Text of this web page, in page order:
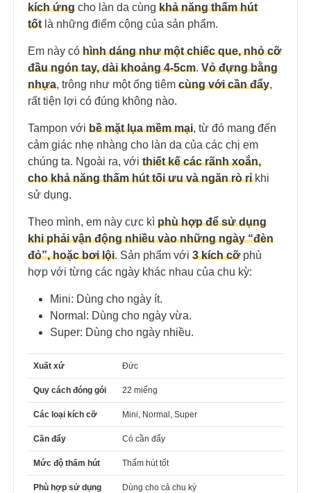
kích ứng cho làn da cùng khả năng thấm hút
tốt là những điểm cộng của sản phẩm.
Em này có hình dáng như một chiếc que, nhỏ cỡ
đầu ngón tay, dài khoảng 4-5cm. Vỏ đựng bằng
nhựa, trông như một ống tiêm cùng với cần đẩy,
rất tiện lợi có đúng không nào.
Tampon với bề mặt lụa mềm mại, từ đó mang đến
cảm giác nhẹ nhàng cho làn da của các chị em
chúng ta. Ngoài ra, với thiết kế các rãnh xoắn,
cho khả năng thấm hút tối ưu và ngăn rò rỉ khi
sử dụng.
Theo mình, em này cực kì phù hợp để sử dụng
khi phải vận động nhiều vào những ngày “đèn
đỏ”, hoặc bơi lội. Sản phẩm với 3 kích cỡphù
hợp với từng các ngày khác nhau của chu kỳ:
Mini: Dùng cho ngày ít.
Normal: Dùng cho ngày vừa.
Super: Dùng cho ngày nhiều.
Xuất xứ Đức
Quy cách đóng gói 22 miếng
Các loại kích cỡ Mini, Normal, Super
Cần đẩy Có cần đẩy
Mức độ thấm hút Thấm hút tốt
Phù hợp sử dụng Dùng cho cả chu kỳ